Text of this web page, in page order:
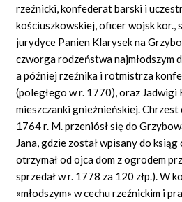
ARTYKUŁY (2)
GRAF POWIĄZAŃ
DYSKUSJA
Mapa
rzeźnicki, konfederat barski i
kościuszkowskiej, oficer wojsk kor.,
jurydyce Panien Klarysek na
czworga rodzeństwa najmłodszym
a później rzeźnika i rotmistrza
(poległego w r. 1770), oraz Jadwigi
mieszczanki gnieźnieńskiej. Chrzest
1764 r. M. przeniósł się do
Jana, gdzie został wpisany do
otrzymał od ojca dom z ogrodem
sprzedał w r. 1778 za 120 złp.). W
«młodszym» w cechu rzeźnickim i